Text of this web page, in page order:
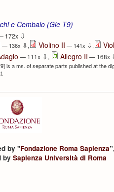
e Cembalo (Gie T9)
172x ⇩
— 136x ⇩, Violino II — 141x ⇩,
— 111x ⇩ , Allegro II — 168x
is a ms. of separate parts published at the
by "Fondazione Roma Sapienza
by Sapienza Università di Roma